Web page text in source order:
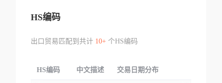
HS编码
出口贸易匹配到共计 10+个HS编码
HS编码 中文描述 交易日期分布